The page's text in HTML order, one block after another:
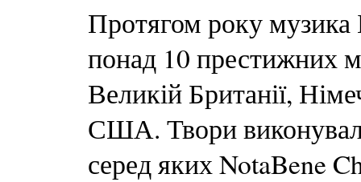
Протягом року музика
понад 10 престижних
Великій Британії,
США. Твори
серед яких NotaBene